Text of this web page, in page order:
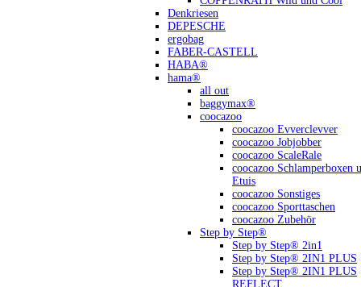
Denkriesen
DEPESCHE
ergobag
FABER-CASTELL
HABA®
hama®
all out
baggymax®
coocazoo
coocazoo Evverclevver
coocazoo Jobjobber
coocazoo ScaleRale
coocazoo Schlamperboxen
Etuis
coocazoo Sonstiges
coocazoo Sporttaschen
coocazoo Zubehör
Step by Step®
Step by Step® 2in1
Step by Step® 2IN1 PLUS
Step by Step® 2IN1 PLUS
REFLECT